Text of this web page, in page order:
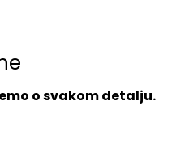
o svakom detalju.